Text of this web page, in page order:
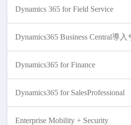
Dynamics 365 for Field Service
Dynamics365 Business Central導入
Dynamics365 for Finance
Dynamics365 for SalesProfessional
Enterprise Mobility + Security